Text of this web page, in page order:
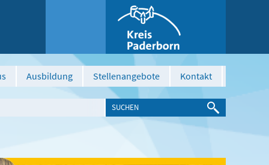
Ausbildung Stellenangebote Kontakt